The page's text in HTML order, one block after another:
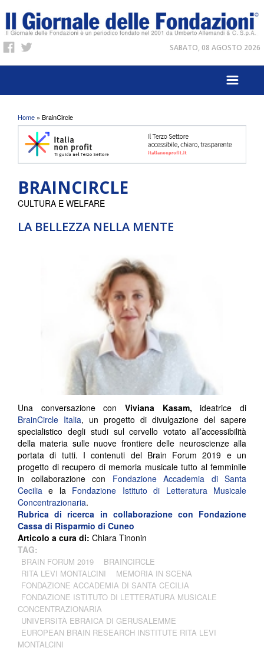
SABATO, 08 AGOSTO 2026
Tu sei qui
Home » BrainCircle
BRAINCIRCLE
LA BELLEZZA NELLA MENTE
CULTURA E WELFARE
Una conversazione con Viviana Kasam,ideatrice di
BrainCircle Italia, un progetto di divulgazione del sapere
specialistico degli studi sul cervello votato all’accessibilità
della materia sulle nuove frontiere delle neuroscienze alla
portata di tutti. I contenuti del Brain Forum 2019 e un
progetto di recupero di memoria musicale tutto al femminile
in collaborazione con Fondazione Accademia di Santa
Cecilia e la Fondazione Istituto di Letteratura Musicale
Concentrazionaria.
Rubrica di ricerca in collaborazione con Fondazione
Cassa di Risparmio di Cuneo
Articolo a cura di: Chiara Tinonin
TAG:
BRAIN FORUM 2019
BRAINCIRCLE
RITA LEVI MONTALCINI
MEMORIA IN SCENA
FONDAZIONE ACCADEMIA DI SANTA CECILIA
FONDAZIONE ISTITUTO DI LETTERATURA MUSICALE
CONCENTRAZIONARIA
UNIVERSITÀ EBRAICA DI GERUSALEMME
EUROPEAN BRAIN RESEARCH INSTITUTE RITA LEVI
MONTALCINI